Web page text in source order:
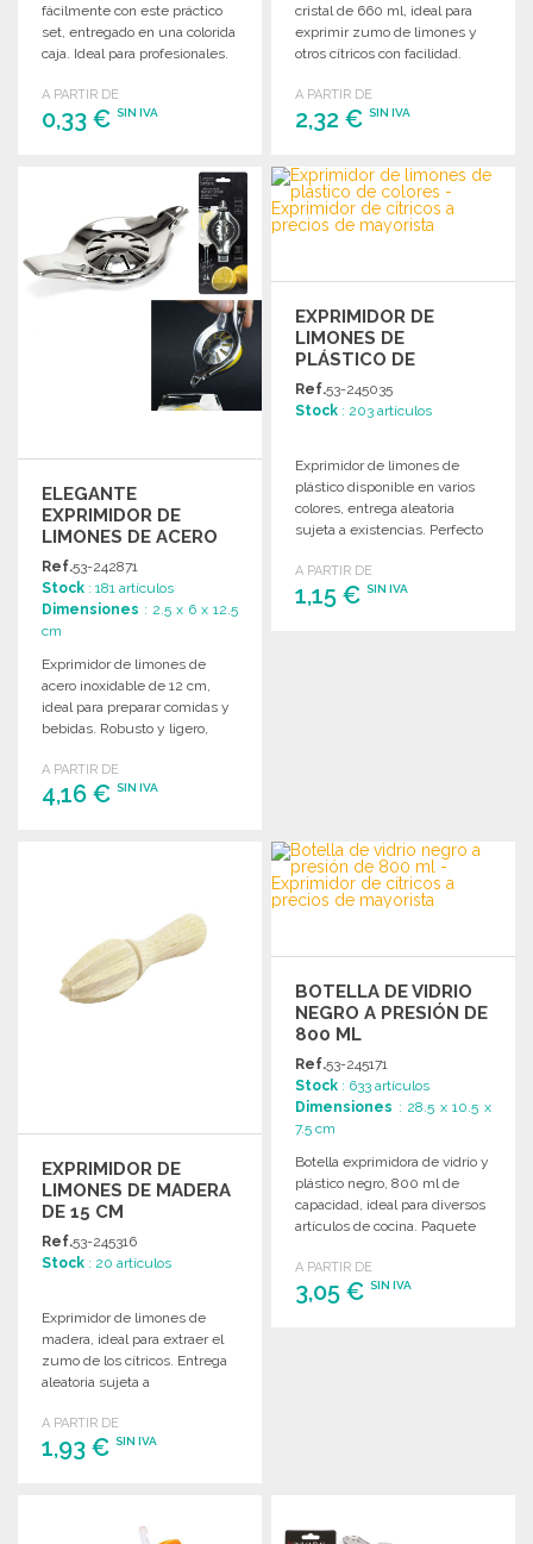
fácilmente con este práctico
set, entregado en una colorida
caja. Ideal para profesionales.
A PARTIR DE
0,33 € SIN IVA
Solicitar un presupuesto
cristal de 660 ml, ideal para
exprimir zumo de limones y
otros cítricos con facilidad.
A PARTIR DE
2,32 €SIN IVA
PEDIR
Solicitar un presupuesto
ELEGANTE
EXPRIMIDOR DE
LIMONES DE ACERO
INOXIDABLE
Ref.53-242871
Stock : 181 artículos
Dimensiones : 2.5 x 6 x 12.5
cm
Exprimidor de limones de
acero inoxidable de 12 cm,
ideal para preparar comidas y
bebidas. Robusto y ligero,
A PARTIR DE
4,16 € SIN IVA
EXPRIMIDOR DE
LIMONES DE
PLÁSTICO DE
COLORES A PRECIOS
DE MAYORISTA
Ref.53-245035
Stock : 203 artículos
Exprimidor de limones de
plástico disponible en varios
colores, entrega aleatoria
sujeta a existencias. Perfecto
zumo de limón.
A PARTIR DE
1,15 €SIN IVA
EXPRIMIDOR DE
LIMONES DE MADERA
DE 15 CM
Ref.53-245316
Stock : 20 artículos
Exprimidor de limones de
madera, ideal para extraer el
zumo de los cítricos. Entrega
aleatoria sujeta a
A PARTIR DE
1,93 € SIN IVA
Solicitar un presupuesto
BOTELLA DE VIDRIO
NEGRO A PRESIÓN DE
800 ML
Ref.53-245171
Stock : 633 artículos
Dimensiones : 28.5 x 10.5 x
7.5 cm
Botella exprimidora de vidrio y
plástico negro, 800 ml de
capacidad, ideal para diversos
artículos de cocina. Paquete
A PARTIR DE
3,05 €SIN IVA